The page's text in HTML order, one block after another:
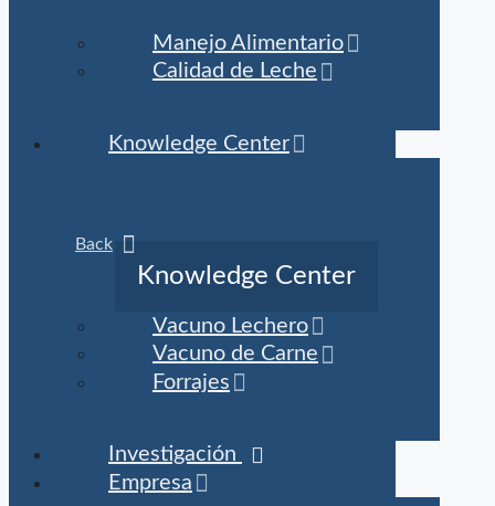
Manejo Alimentario
Calidad de Leche
Knowledge Center
Back
Knowledge Center
Vacuno Lechero
Vacuno de Carne
Forrajes
Investigación
Empresa